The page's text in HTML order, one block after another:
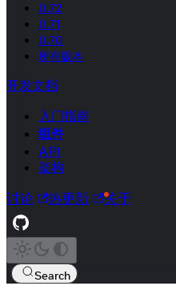
0.72
0.71
0.70
所有版本
开发文档
入门指南
组件
API
架构
讨论 热更新 关于
Search